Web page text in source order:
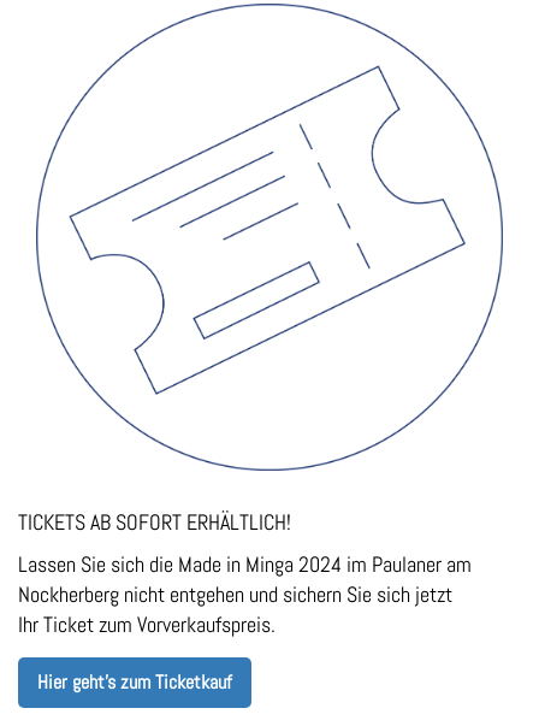
TICKETS AB SOFORT ERHÄLTLICH!
Lassen Sie sich die Made in Minga 2024 im Paulaner am
Nockherberg nicht entgehen und sichern Sie sich jetzt
Ihr Ticket zum Vorverkaufspreis.
Hier geht's zum Ticketkauf